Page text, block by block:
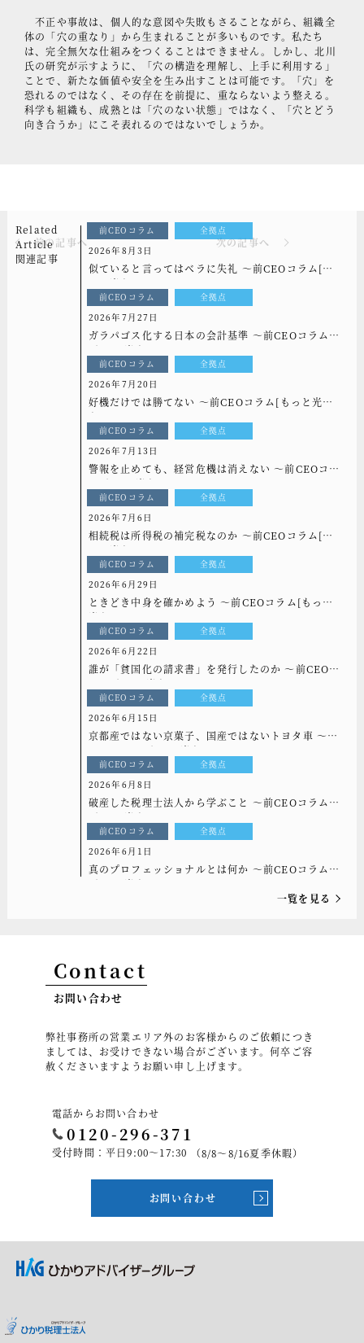
不正や事故は、個人的な意図や失敗もさることながら、組織全
体の「穴の重なり」から生まれることが多いものです。私たち
は、完全無欠な仕組みをつくることはできません。しかし、北川
氏の研究が示すように、「穴の構造を理解し、上手に利用する」
ことで、新たな価値や安全を生み出すことは可能です。「穴」を
恐れるのではなく、その存在を前提に、重ならないよう整える。
科学も組織も、成熟とは「穴のない状態」ではなく、「穴とどう
向き合うか」にこそ表れるのではないでしょうか。
前の記事へ 次の記事へ
Related
Article
関連記事
前CEOコラム 全拠点
2026年8月3日
似ていると言ってはベラに失礼 ～前CEOコラム[も
っと光を]vol.339
前CEOコラム 全拠点
2026年7月27日
ガラパゴス化する日本の会計基準 ～前CEOコラム
[もっと光を]vol.338
前CEOコラム 全拠点
2026年7月20日
好機だけでは勝てない ～前CEOコラム[もっと光
を]vol.337
前CEOコラム 全拠点
2026年7月13日
警報を止めても、経営危機は消えない ～前CEOコラ
ム[もっと光を]vol.336
前CEOコラム 全拠点
2026年7月6日
相続税は所得税の補完税なのか ～前CEOコラム[も
っと光を]vol.335
前CEOコラム 全拠点
2026年6月29日
ときどき中身を確かめよう ～前CEOコラム[もっと
光を]vol.334
前CEOコラム 全拠点
2026年6月22日
誰が「貧国化の請求書」を発行したのか ～前CEOコ
ラム[もっと光を]vol.333
前CEOコラム 全拠点
2026年6月15日
京都産ではない京菓子、国産ではないトヨタ車 ～前
CEOコラム[もっと光を]vol.332
前CEOコラム 全拠点
2026年6月8日
破産した税理士法人から学ぶこと ～前CEOコラム
[もっと光を]vol.331
前CEOコラム 全拠点
2026年6月1日
真のプロフェッショナルとは何か ～前CEOコラム
[もっと光を]vol.330
一覧を見る
Contact
お問い合わせ
弊社事務所の営業エリア外のお客様からのご依頼につき
ましては、お受けできない場合がございます。何卒ご容
赦くださいますようお願い申し上げます。
電話からお問い合わせ
0120-296-371
受付時間：平日9:00～17:30 （8/8～8/16夏季休暇）
お問い合わせ